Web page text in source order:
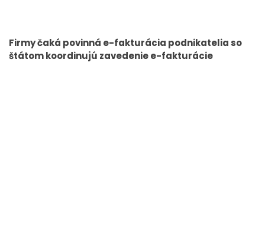
Firmy čaká povinná e-fakturácia podnikatelia so
štátom koordinujú zavedenie e-fakturácie